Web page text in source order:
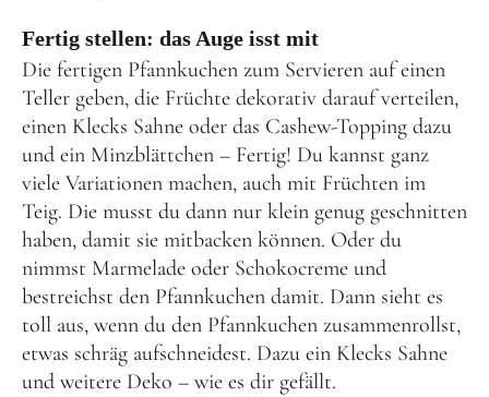
Fertig stellen: das Auge isst mit
Die fertigen Pfannkuchen zum Servieren auf einen
Teller geben, die Früchte dekorativ darauf verteilen,
einen Klecks Sahne oder das Cashew-Topping dazu
und ein Minzblättchen – Fertig! Du kannst ganz
viele Variationen machen, auch mit Früchten im
Teig. Die musst du dann nur klein genug geschnitten
haben, damit sie mitbacken können. Oder du
nimmst Marmelade oder Schokocreme und
bestreichst den Pfannkuchen damit. Dann sieht es
toll aus, wenn du den Pfannkuchen zusammenrollst,
etwas schräg aufschneidest. Dazu ein Klecks Sahne
und weitere Deko – wie es dir gefällt.